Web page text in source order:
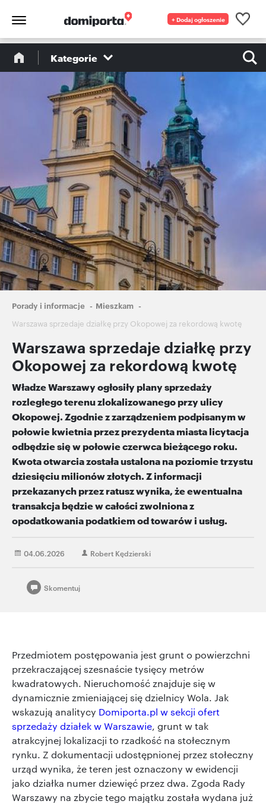
+ Dodaj ogłoszenie
Kategorie
Ścieżka
nawigacyjna
Porady i informacje
Mieszkam
Warszawa sprzedaje działkę przy Okopowej za rekordową kwotę
Warszawa sprzedaje działkę przy
Okopowej za rekordową kwotę
Władze Warszawy ogłosiły plany sprzedaży
rozległego terenu zlokalizowanego przy ulicy
Okopowej. Zgodnie z zarządzeniem podpisanym w
połowie kwietnia przez prezydenta miasta licytacja
odbędzie się w połowie czerwca bieżącego roku.
Kwota otwarcia została ustalona na poziomie trzystu
dziesięciu milionów złotych. Z informacji
przekazanych przez ratusz wynika, że ewentualna
transakcja będzie w całości zwolniona z
opodatkowania podatkiem od towarów i usług.
04.06.2026 Robert Kędzierski
Skomentuj
Przedmiotem postępowania jest grunt o powierzchni
przekraczającej szesnaście tysięcy metrów
kwadratowych. Nieruchomość znajduje się w
dynamicznie zmieniającej się dzielnicy Wola. Jak
wskazują analitycy Domiporta.pl w sekcji ofert
sprzedaży działek w Warszawie, grunt w tak
atrakcyjnej lokalizacji to rzadkość na stołecznym
rynku. Z dokumentacji udostępnionej przez stołeczny
urząd wynika, że teren jest oznaczony w ewidencji
jako działka numer dziewięć przez dwa. Zgoda Rady
Warszawy na zbycie tego majątku została wydana już